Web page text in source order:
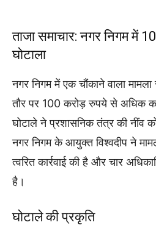
ताजा समाचार: नगर निगम में
घोटाला
नगर निगम में एक चौंकाने वाला
तौर पर 100 करोड़ रुपये से अधिक
घोटाले ने प्रशासनिक तंत्र की नींव
नगर निगम के आयुक्त विश्वदीप ने
त्वरित कार्रवाई की है और चार
है।
घोटाले की प्रकृति